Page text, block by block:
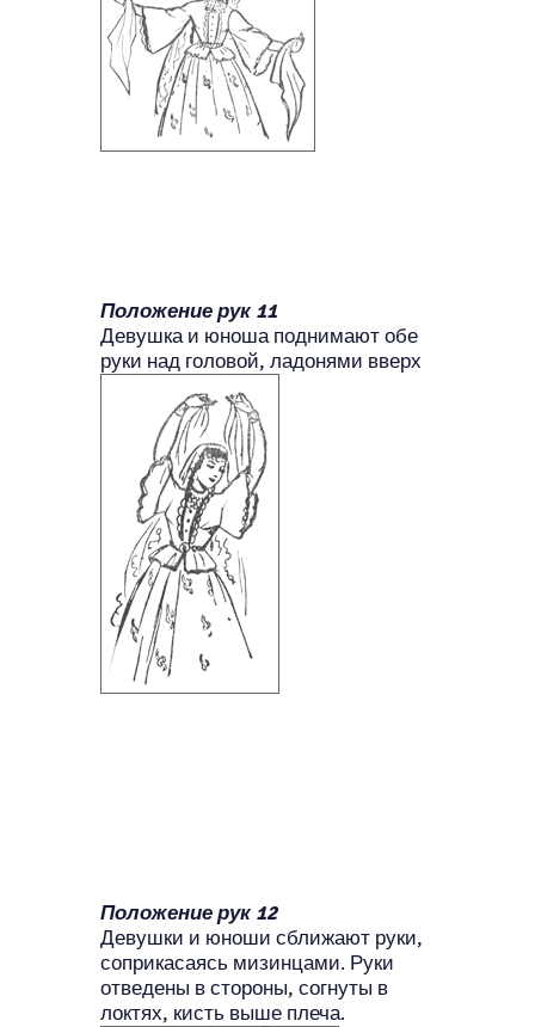
Положение рук 11
Девушка и юноша поднимают обе
руки над головой, ладонями вверх
Положение рук 12
Девушки и юноши сближают руки,
соприкасаясь мизинцами. Руки
отведены в стороны, согнуты в
локтях, кисть выше плеча.